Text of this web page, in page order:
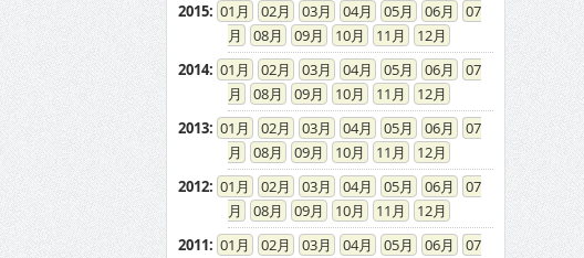
2015: 01 02 03 04 05 06
07
08
09 10 11
12
2014: 01 02 03 04 05 06
07
08
09 10 11
12
2013: 01 02 03 04 05 06
07
08
09 10 11
12
2012: 01 02 03 04 05 06
07
08
09 10 11
12
2011: 01 02 03 04 05 06
07